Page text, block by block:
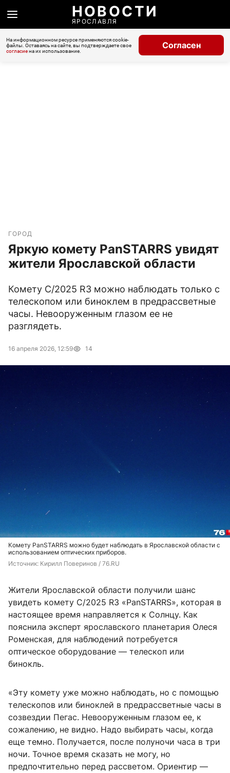
НОВОСТИ
ЯРОСЛАВЛЯ
На информационном ресурсе применяются cookie-
файлы. Оставаясь на сайте, вы подтверждаете свое
согласиена их использование.
Согласен
ГОРОД
Яркую комету PanSTARRS увидят
жители Ярославской области
Комету C/2025 R3 можно наблюдать только с
телескопом или биноклем в предрассветные
часы. Невооруженным глазом ее не
разглядеть.
16 апреля 2026, 12:59 14
Комету PanSTARRS можно будет наблюдать в Ярославской области с
использованием оптических приборов.
Источник: Кирилл Поверинов / 76.RU
Жители Ярославской области получили шанс
увидеть комету C/2025 R3 «PanSTARRS», которая в
настоящее время направляется к Солнцу. Как
пояснила эксперт ярославского планетария Олеся
Роменская, для наблюдений потребуется
оптическое оборудование — телескоп или
бинокль.
«Эту комету уже можно наблюдать, но с помощью
телескопов или биноклей в предрассветные часы в
созвездии Пегас. Невооруженным глазом ее, к
сожалению, не видно. Надо выбирать часы, когда
еще темно. Получается, после полуночи часа в три
ночи. Точное время сказать не могу, но
предпочтительно перед рассветом. Ориентир —